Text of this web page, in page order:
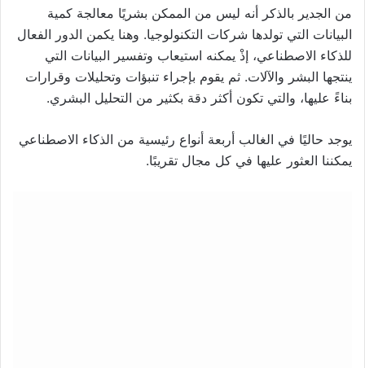
من الجدير بالذكر أنه ليس من الممكن بشريًا معالجة كمية
البيانات التي تولدها شركات التكنولوجيا. وهنا يكمن الدور الفعال
للذكاء الاصطناعي، إذْ يمكنه استيعاب وتفسير البيانات التي
ينتجها البشر والآلات. ثم يقوم بإجراء تنبؤات وتحليلات وقرارات
بناءً عليها، والتي تكون أكثر دقة بكثير من التحليل البشري.
يوجد حاليًا في الغالب أربعة أنواع رئيسية من الذكاء الاصطناعي
يمكننا العثور عليها في كل مجال تقريبًا.